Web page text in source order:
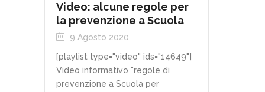
Video: alcune regole per
la prevenzione a Scuola
9 Agosto 2020
[playlist type="video" ids="14649"]
Video informativo "regole di
prevenzione a Scuola per